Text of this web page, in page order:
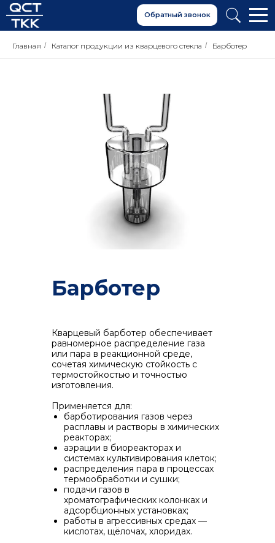
Обратный звонок
Главная / Каталог продукции из кварцевого стекла / Барботер
Барботер
Кварцевый барботер обеспечивает
равномерное распределение газа
или пара в реакционной среде,
сочетая химическую стойкость с
термостойкостью и точностью
изготовления.
Применяется для:
барботирования газов через
расплавы и растворы в химических
реакторах;
аэрации в биореакторах и
системах культивирования клеток;
распределения пара в процессах
термообработки и сушки;
подачи газов в
хроматографических колонках и
адсорбционных установках;
работы в агрессивных средах —
кислотах, щёлочах, хлоридах.